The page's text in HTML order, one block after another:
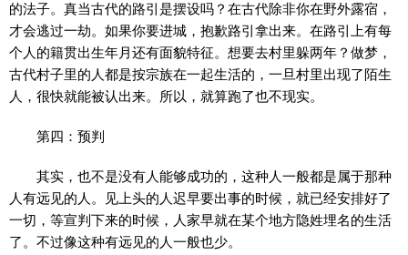
的法子。真当古代的路引是摆设吗？在古代除非你在野外露宿，
才会逃过一劫。如果你要进城，抱歉路引拿出来。在路引上有每
个人的籍贯出生年月还有面貌特征。想要去村里躲两年？做梦，
古代村子里的人都是按宗族在一起生活的，一旦村里出现了陌生
人，很快就能被认出来。所以，就算跑了也不现实。
第四：预判
其实，也不是没有人能够成功的，这种人一般都是属于那种
人有远见的人。见上头的人迟早要出事的时候，就已经安排好了
一切，等宣判下来的时候，人家早就在某个地方隐姓埋名的生活
了。不过像这种有远见的人一般也少。